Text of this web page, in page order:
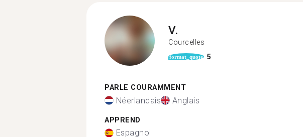
V.
Courcelles
format_quote 5
PARLE COURAMMENT
Néerlandais Anglais
APPREND
Espagnol